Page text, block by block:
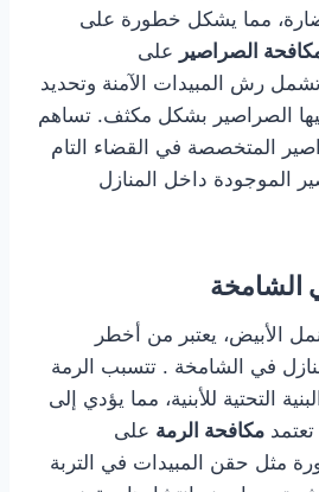
مما يشكل خطورة على
الصراصير على
رش المبيدات الآمنة وتحديد
فيها الصراصير بشكل مكثف. تساهم
المتخصصة في القضاء التام
الموجودة داخل المنازل
الشامخة
الأبيض، يعتبر من أخطر
في الشامخة . تتسبب الرمة
التحتية للأبنية، مما يؤدي إلى
مكافحة الرمة على
مثل حقن المبيدات في التربة